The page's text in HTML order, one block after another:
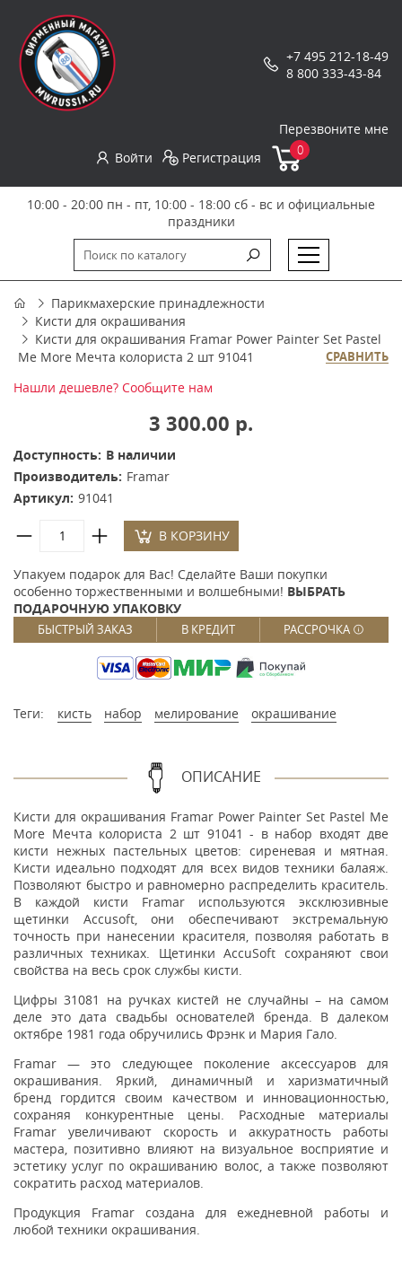
+7 495 212-18-49
8 800 333-43-84
Перезвоните мне
Войти
Регистрация 0
10:00 - 20:00 пн - пт, 10:00 - 18:00 сб - вс и официальные
праздники
Парикмахерские принадлежности
Кисти для окрашивания
Кисти для окрашивания Framar Power Painter Set Pastel
Me More Мечта колориста 2 шт 91041
СРАВНИТЬ
Нашли дешевле? Сообщите нам
3 300.00 р.
Доступность: В наличии
Производитель: Framar
Артикул: 91041
В КОРЗИНУ
Упакуем подарок для Вас! Сделайте Ваши покупки
особенно торжественными и волшебными! ВЫБРАТЬ
ПОДАРОЧНУЮ УПАКОВКУ
БЫСТРЫЙ ЗАКАЗ В КРЕДИТ РАССРОЧКА
Теги: кисть набор мелирование окрашивание
ОПИСАНИЕ
Кисти для окрашивания Framar Power Painter Set Pastel Me
More Мечта колориста 2 шт 91041 - в набор входят две
кисти нежных пастельных цветов: сиреневая и мятная.
Кисти идеально подходят для всех видов техники балаяж.
Позволяют быстро и равномерно распределить краситель.
В каждой кисти Framar используются эксклюзивные
щетинки Accusoft, они обеспечивают экстремальную
точность при нанесении красителя, позволяя работать в
различных техниках. Щетинки AccuSoft сохраняют свои
свойства на весь срок службы кисти.
Цифры 31081 на ручках кистей не случайны – на самом
деле это дата свадьбы основателей бренда. В далеком
октябре 1981 года обручились Фрэнк и Мария Гало.
Framar — это следующее поколение аксессуаров для
окрашивания. Яркий, динамичный и харизматичный
бренд гордится своим качеством и инновационностью,
сохраняя конкурентные цены. Расходные материалы
Framar увеличивают скорость и аккуратность работы
мастера, позитивно влияют на визуальное восприятие и
эстетику услуг по окрашиванию волос, а также позволяют
сократить расход материалов.
Продукция Framar создана для ежедневной работы и
любой техники окрашивания.